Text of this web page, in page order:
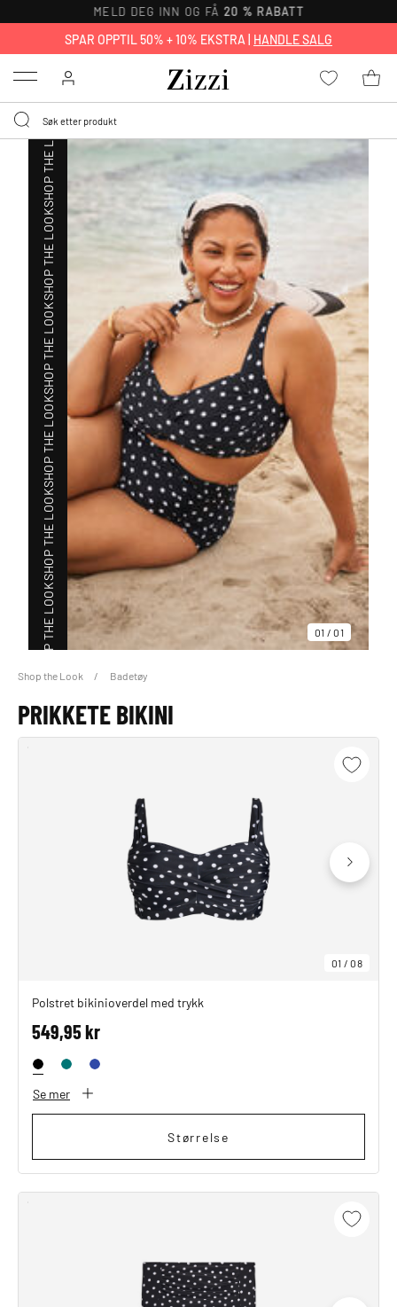
MELD DEG INN OG FÅ 20 % RABATT
SPAR OPPTIL 50% + 10% EKSTRA | HANDLE SALG
Menu
01 /01
SHOP THE LOOK
SHOP THE LOOK
SHOP THE LOOK
SHOP THE LOOK
SHOP THE LOOK
SHOP THE LOOK
SHOP THE LOOK
SHOP THE LOOK
Shop the Look Badetøy
PRIKKETE BIKINI
01 /08
Polstret bikinioverdel med trykk
549,95 kr
Se mer
Størrelse